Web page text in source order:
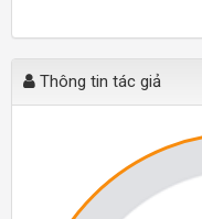
Thông tin tác giả